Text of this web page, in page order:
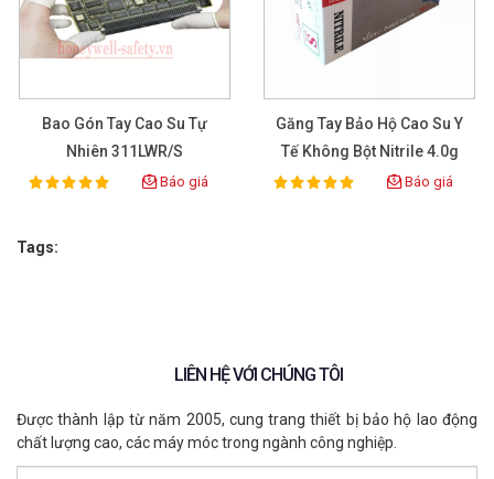
CE119
Bao Gón Tay Cao Su Tự
Nhiên 311LWR/S
Rating:
100% Báo giá
Găng Tay Bảo Hộ Cao Su Y
Tế Không Bột Nitrile 4.0g
Màu Lam
Rating:
100% Báo giá
Tags:
LIÊN HỆ VỚI CHÚNG TÔI
Được thành lập từ năm 2005, cung trang thiết bị bảo hộ lao động
chất lượng cao, các máy móc trong ngành công nghiệp.